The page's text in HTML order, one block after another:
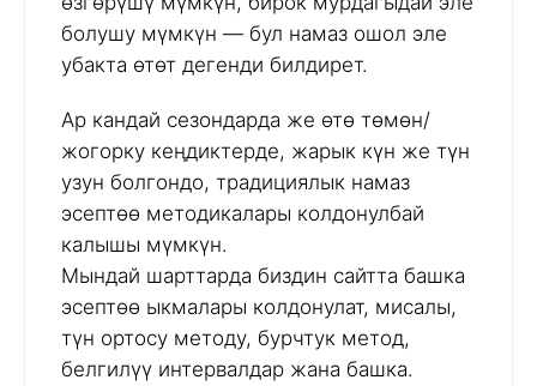
болушу мүмкүн — бул намаз ошол эле
убакта өтөт дегенди билдирет.
Ар кандай сезондарда же өтө төмөн/
жогорку кеңдиктерде, жарык күн же түн
узун болгондо, традициялык намаз
эсептөө методикалары колдонулбай
калышы мүмкүн.
Мындай шарттарда биздин сайтта башка
эсептөө ыкмалары колдонулат, мисалы,
түн ортосу методу, бурчтук метод,
белгилүү интервалдар жана башка.